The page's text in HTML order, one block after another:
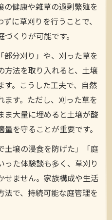
再発を防ぐ管理サイク
つ美しい庭を保つコツ
り実践と注意事項まと
分するコツ
安全に処分する基本方
め方と注意点を徹底解
で環境負荷を減らすコ
率良く分別・処理する
健康や雑草の過剰繁殖を
に草刈りを行うことで、
くりが可能です。
分刈り」や、刈った草を
法を取り入れると、土壌
。こうした工夫で、自然
ます。ただし、刈った草を
ま大量に埋めると土壌が酸
を守ることが重要です。
土壌の浸食を防げた」「庭
た体験談も多く、草刈り
せません。家族構成や生活
で、持続可能な庭管理を